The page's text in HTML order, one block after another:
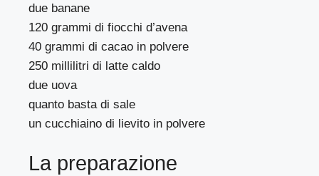
due banane
120 grammi di fiocchi d’avena
40 grammi di cacao in polvere
250 millilitri di latte caldo
due uova
quanto basta di sale
un cucchiaino di lievito in polvere
La preparazione